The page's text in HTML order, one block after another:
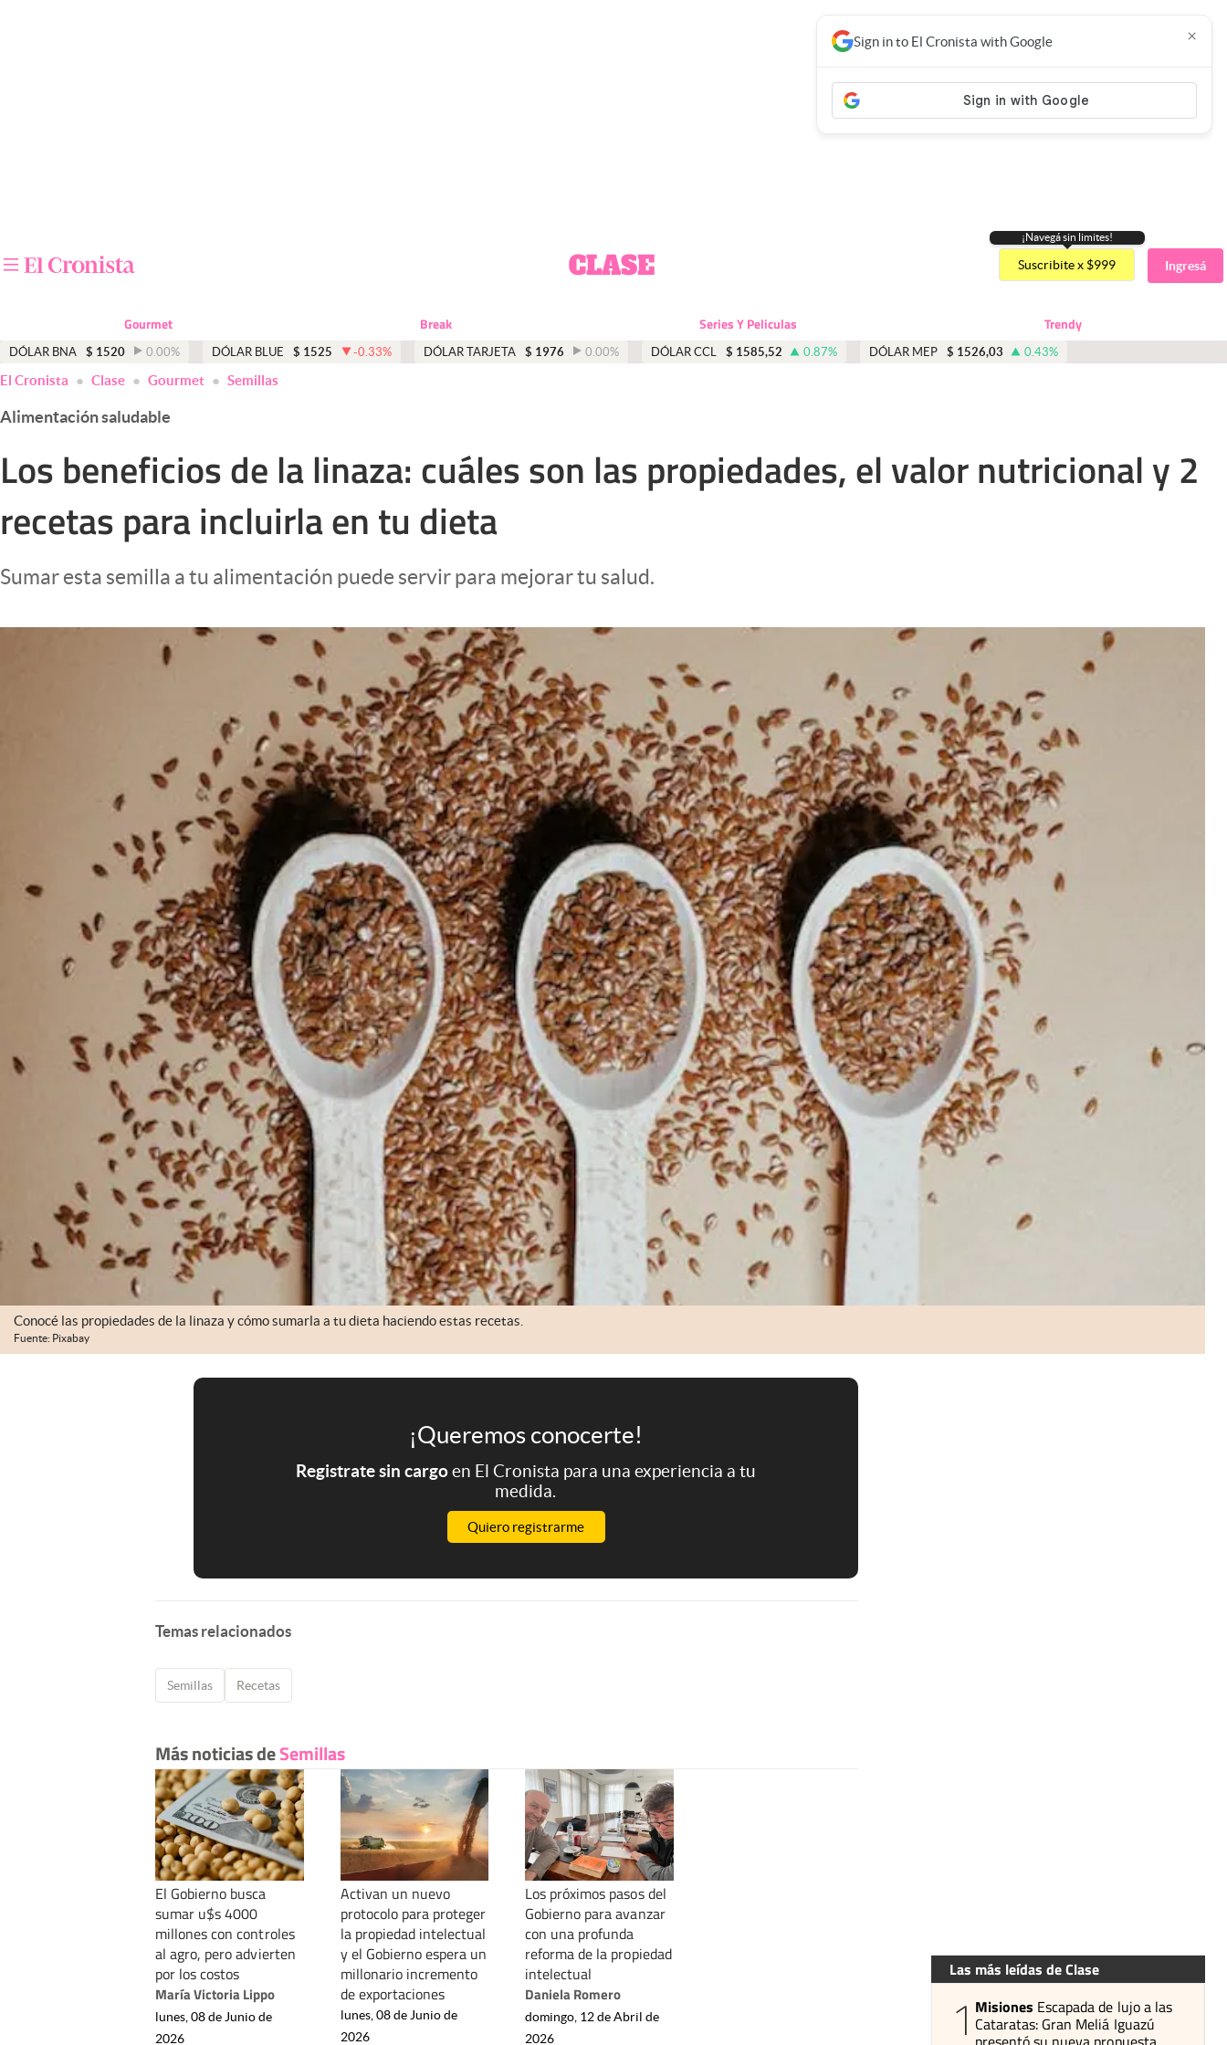
Otras secciones
Apertura
Infotechnology
Clima
Mundial 2026
Mediakit
¡Navegá sin limites!
Suscribite x $999 Ingresá
Gourmet Break Series Y Peliculas Trendy
DÓLAR BNA $ 1520 0.00% DÓLAR BLUE $ 1525 -0.33% DÓLAR TARJETA $ 1976 0.00% DÓLAR CCL $ 1585,52 0.87% DÓLAR MEP $ 1526,03 0.43%
Sign in to El Cronista with Google ×
El Cronista Clase Gourmet Semillas
Alimentación saludable
Los beneficios de la linaza: cuáles son las propiedades, el valor nutricional y 2
recetas para incluirla en tu dieta
Sumar esta semilla a tu alimentación puede servir para mejorar tu salud.
Conocé las propiedades de la linaza y cómo sumarla a tu dieta haciendo estas recetas.
Fuente: Pixabay
¡Queremos conocerte!
Registrate sin cargoen El Cronista para una experiencia a tu
medida.
Quiero registrarme
Temas relacionados
Semillas Recetas
Más noticias deSemillas
El Gobierno busca
sumar u$s 4000
millones con controles
al agro, pero advierten
por los costos
María Victoria Lippo
lunes, 08 de Junio de
2026
Activan un nuevo
protocolo para proteger
la propiedad intelectual
y el Gobierno espera un
millonario incremento
de exportaciones
lunes, 08 de Junio de
2026
Los próximos pasos del
Gobierno para avanzar
con una profunda
reforma de la propiedad
intelectual
Daniela Romero
domingo, 12 de Abril de
2026
Las más leídas de Clase
1 Misiones Escapada de lujo a las
Cataratas: Gran Meliá Iguazú